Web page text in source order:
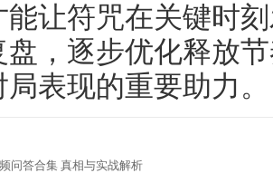
能让符咒在关键时
盘，逐步优化释放
表现的重要助力。
问答合集 真相与实战解析